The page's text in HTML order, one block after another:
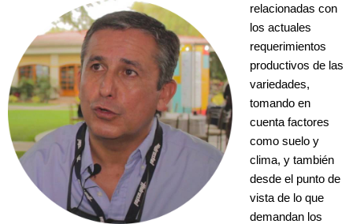
relacionadas con
los actuales
requerimientos
productivos de las
variedades,
tomando en
cuenta factores
como suelo y
clima, y también
desde el punto de
vista de lo que
demandan los